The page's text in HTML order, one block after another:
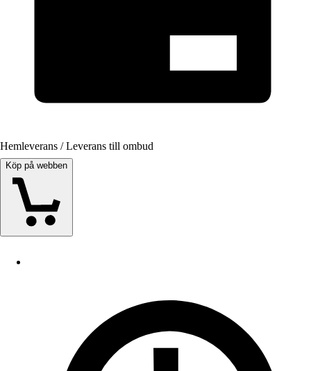
Hemleverans / Leverans till ombud
Köp på webben